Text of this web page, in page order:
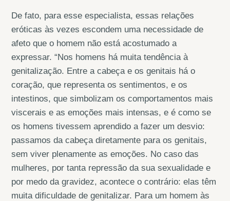
De fato, para esse especialista, essas relações
eróticas às vezes escondem uma necessidade de
afeto que o homem não está acostumado a
expressar. “Nos homens há muita tendência à
genitalização. Entre a cabeça e os genitais há o
coração, que representa os sentimentos, e os
intestinos, que simbolizam os comportamentos mais
viscerais e as emoções mais intensas, e é como se
os homens tivessem aprendido a fazer um desvio:
passamos da cabeça diretamente para os genitais,
sem viver plenamente as emoções. No caso das
mulheres, por tanta repressão da sua sexualidade e
por medo da gravidez, acontece o contrário: elas têm
muita dificuldade de genitalizar. Para um homem às